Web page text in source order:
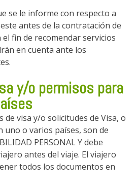
se le informe con respecto a
antes de la contratación de
fin de recomendar servicios
en cuenta ante los
y/o permisos para
de visa y/o solicitudes de Visa, o
o varios países, son de
PERSONAL Y debe
antes del viaje. El viajero
todos los documentos en